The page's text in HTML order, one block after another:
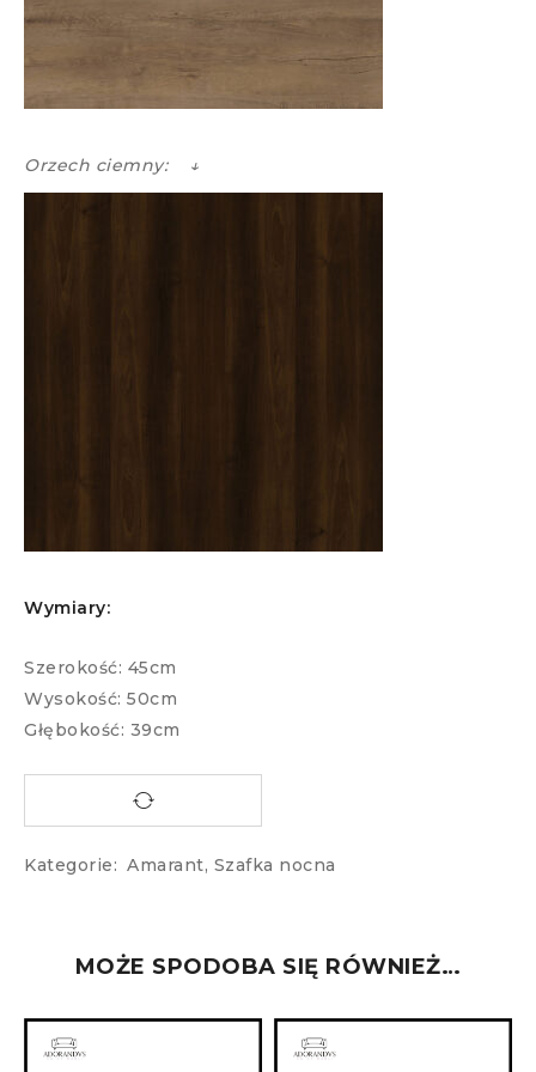
Orzech ciemny: ↓
Wymiary:
Szerokość: 45cm
Wysokość: 50cm
Głębokość: 39cm
Kategorie: Amarant, Szafka nocna
MOŻE SPODOBA SIĘ RÓWNIEŻ…